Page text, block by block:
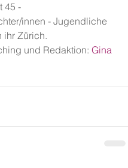
45 -
innen - Jugendliche
ihr Zürich.
und Redaktion: Gina